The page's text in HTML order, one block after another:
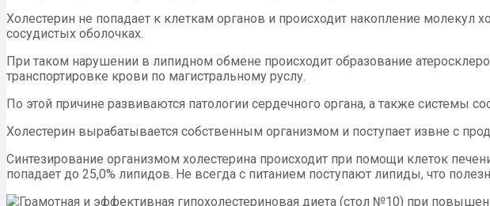
Холестерин не попадает к клеткам органов и происходит накопление
сосудистых оболочках.
При таком нарушении в липидном обмене происходит образование
транспортировке крови по магистральному руслу.
По этой причине развиваются патологии сердечного органа, а также системы
Холестерин вырабатывается собственным организмом и поступает извне с
Синтезирование организмом холестерина происходит при помощи клеток
попадает до 25,0% липидов. Не всегда с питанием поступают липиды, что